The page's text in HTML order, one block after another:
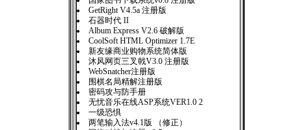
GetRight V4.5a 注册版
石器时代 II
Album Express V2.6 破解版
CoolSoft HTML Optimizer 1.7E
新友缘商业购物系统简体版
沐风网页三叉戟V3.0 注册版
WebSnatcher注册版
围棋名局精解注册版
密码攻与防手册
无忧音乐在线ASP系统VER1.0 2
一级恐惧
两笔输入法v4.1版 （修正）